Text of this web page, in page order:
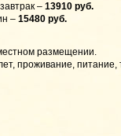
– 13910 руб.
– 15480 руб.
размещении.
проживание,